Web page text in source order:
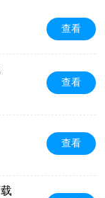
查看
查看
查看